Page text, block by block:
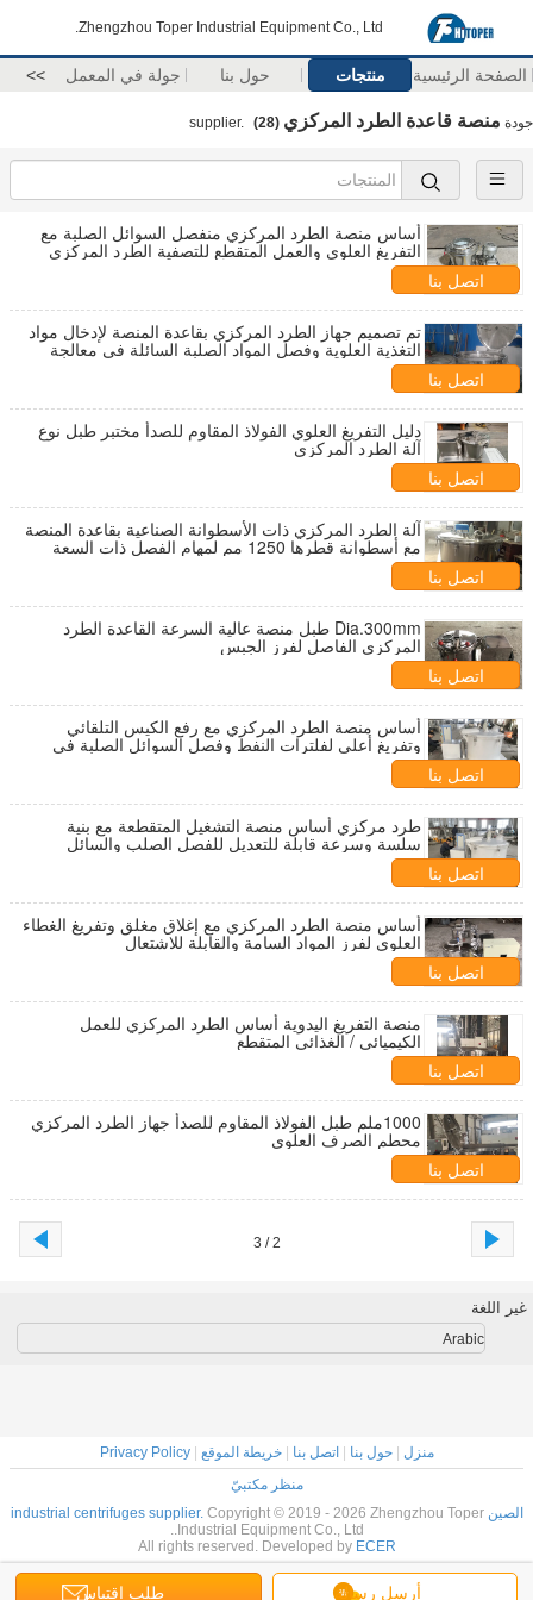
Zhengzhou Toper Industrial Equipment Co., Ltd.
الصفحة الرئيسية منتجات حول بنا جولة في المعمل >>
جودة منصة قاعدة الطرد المركزي (28)
أساس منصة الطرد المركزي منفصل السوائل الصلبة مع
التفريغ العلوي والعمل المتقطع للتصفية الطرد المركزي
اتصل بنا
تم تصميم جهاز الطرد المركزي بقاعدة المنصة لإدخال مواد
التغذية العلوية وفصل المواد الصلبة السائلة في معالجة
المياه الكيميائية
اتصل بنا
دليل التفريغ العلوي الفولاذ المقاوم للصدأ مختبر طبل نوع
آلة الطرد المركزي
اتصل بنا
آلة الطرد المركزي ذات الأسطوانة الصناعية بقاعدة المنصة
مع أسطوانة قطرها 1250 مم لمهام الفصل ذات السعة
العالية
اتصل بنا
Dia.300mm طبل منصة عالية السرعة القاعدة الطرد
المركزي الفاصل لفرز الجبس
اتصل بنا
أساس منصة الطرد المركزي مع رفع الكيس التلقائي
وتفريغ أعلى لفلترات النفط وفصل السوائل الصلبة في
الصناعية
اتصل بنا
طرد مركزي أساس منصة التشغيل المتقطعة مع بنية
سلسة وسرعة قابلة للتعديل للفصل الصلب والسائل
اتصل بنا
أساس منصة الطرد المركزي مع إغلاق مغلق وتفريغ الغطاء
العلوي لفرز المواد السامة والقابلة للاشتعال
اتصل بنا
منصة التفريغ اليدوية أساس الطرد المركزي للعمل
الكيميائي / الغذائي المتقطع
اتصل بنا
1000ملم طبل الفولاذ المقاوم للصدأ جهاز الطرد المركزي
محطم الصرف العلوي
اتصل بنا
2 / 3
أرسل رسالة طلب اقتباس
غير اللغة
Arabic
منزل |حول بنا اتصل بنا |خريطة الموقع |
Privacy Policy
منظر مكتبيّ
الصين industrial centrifuges supplier.Copyright © 2019 - 2026 Zhengzhou Toper
Industrial Equipment Co., Ltd..
All rights reserved. Developed by ECER